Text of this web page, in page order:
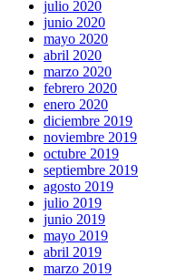
julio 2020
junio 2020
mayo 2020
abril 2020
marzo 2020
febrero 2020
enero 2020
diciembre 2019
noviembre 2019
octubre 2019
septiembre 2019
agosto 2019
julio 2019
junio 2019
mayo 2019
abril 2019
marzo 2019